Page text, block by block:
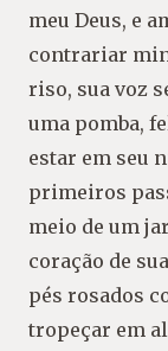
meu Deus, e
contrariar
riso, sua voz
uma pomba,
estar em seu
primeiros
meio de um
coração de
pés rosados
tropeçar em